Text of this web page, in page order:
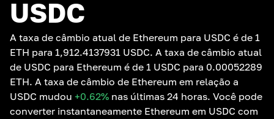
USDC
A taxa de câmbio atual de Ethereum para USDC é de 1
ETH para 1,912.4137931 USDC. A taxa de câmbio atual
de USDC para Ethereum é de 1 USDC para 0.00052289
ETH. A taxa de câmbio de Ethereum em relação a
USDC mudou +0.62% nas últimas 24 horas. Você pode
converter instantaneamente Ethereum em USDC com